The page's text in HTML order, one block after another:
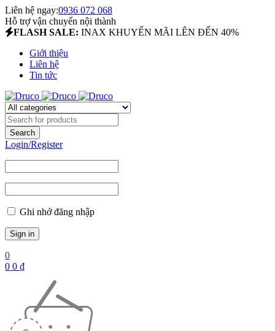
Liên hệ ngay:0936 072 068
Hỗ trợ vận chuyển nội thành
FLASH SALE: INAX KHUYẾN MÃI LÊN ĐẾN 40%
Giới thiệu
Liên hệ
Tin tức
Login/Register
Ghi nhớ đăng nhập
0
0 0 ₫